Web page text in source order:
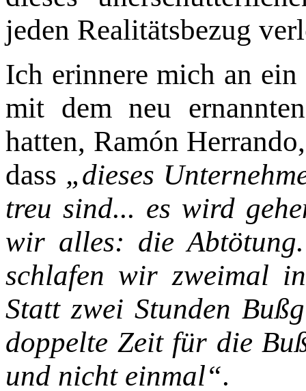
jeden Realitätsbezug
Ich erinnere mich an
mit dem neu
hatten, Ramón
dass „dieses
treu sind... es wird
wir alles: die
schlafen wir zweimal
Statt zwei Stunden
doppelte Zeit für die
und nicht einmal“.